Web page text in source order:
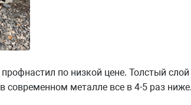
по низкой цене. Толстый слой
современном металле все в 4-5 раз ниже.